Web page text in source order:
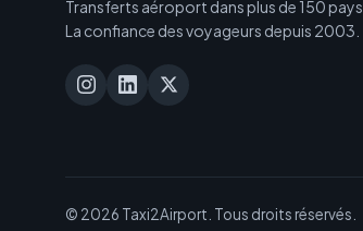
Transferts aéroport dans plus de 150 pays.
La confiance des voyageurs depuis 2003.
© 2026 Taxi2Airport. Tous droits réservés.